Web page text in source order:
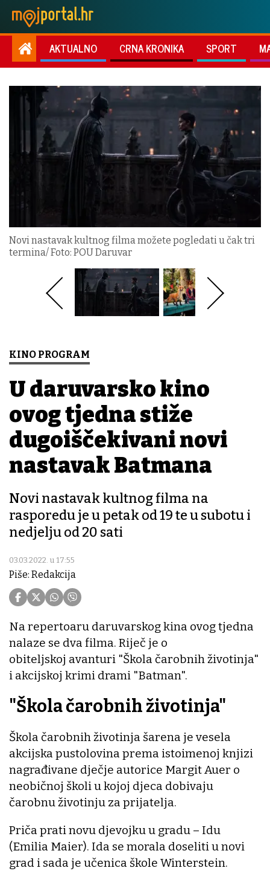
AKTUALNO CRNA KRONIKA SPORT
Novi nastavak kultnog filma možete pogledati u čak tri
termina/ Foto: POU Daruvar
KINO PROGRAM
U daruvarsko kino
ovog tjedna stiže
dugoiščekivani novi
nastavak Batmana
Novi nastavak kultnog filma na
rasporedu je u petak od 19 te u subotu i
nedjelju od 20 sati
03.03.2022. u 17:55
Piše: Redakcija
Na repertoaru daruvarskog kina ovog tjedna
nalaze se dva filma. Riječ je o
obiteljskoj avanturi "Škola čarobnih životinja"
i akcijskoj krimi drami "Batman".
"Škola čarobnih životinja"
Škola čarobnih životinja šarena je vesela
akcijska pustolovina prema istoimenoj knjizi
nagrađivane dječje autorice Margit Auer o
neobičnoj školi u kojoj djeca dobivaju
čarobnu životinju za prijatelja.
Priča prati novu djevojku u gradu – Idu
(Emilia Maier). Ida se morala doseliti u novi
grad i sada je učenica škole Winterstein.